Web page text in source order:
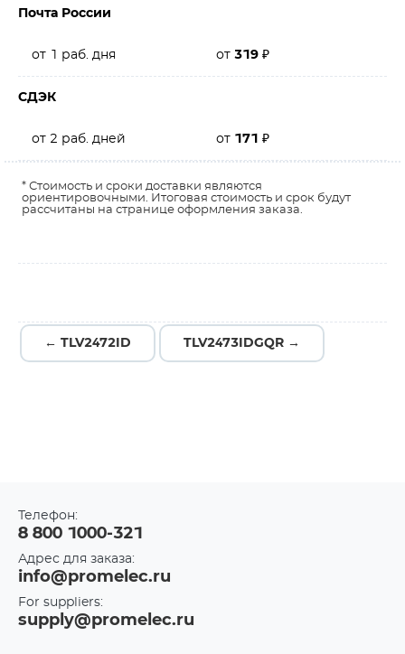
Почта России
от 1 раб. дня от 319 ₽
СДЭК
от 2 раб. дней от 171 ₽
* Стоимость и сроки доставки являются
ориентировочными. Итоговая стоимость и срок будут
рассчитаны на странице оформления заказа.
← TLV2472ID TLV2473IDGQR →
Телефон:
8 800 1000-321
Адрес для заказа:
info@promelec.ru
For suppliers:
supply@promelec.ru